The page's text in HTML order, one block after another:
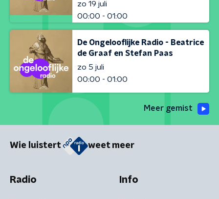
zo 19 juli
00:00 - 01:00
De Ongelooflijke Radio - Beatrice
de Graaf en Stefan Paas
zo 5 juli
00:00 - 01:00
Meer gemist
Wie luistert weet meer
Radio Info